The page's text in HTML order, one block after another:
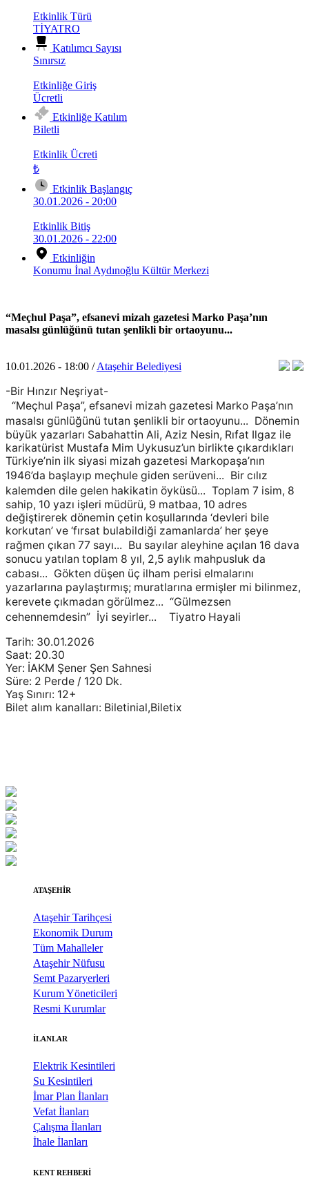
Etkinlik Türü
TİYATRO
Katılımcı Sayısı
Sınırsız
Etkinliğe Giriş
Ücretli
Etkinliğe Katılım
Biletli
Etkinlik Ücreti
₺
Etkinlik Başlangıç
30.01.2026 - 20:00
Etkinlik Bitiş
30.01.2026 - 22:00
Etkinliğin
Konumu İnal Aydınoğlu Kültür Merkezi
“Meçhul Paşa”, efsanevi mizah gazetesi Marko Paşa’nın
masalsı günlüğünü tutan şenlikli bir ortaoyunu...
10.01.2026 - 18:00 /Ataşehir Belediyesi
-Bir Hınzır Neşriyat-
“Meçhul Paşa”, efsanevi mizah gazetesi Marko Paşa’nın
masalsı günlüğünü tutan şenlikli bir ortaoyunu... Dönemin
büyük yazarları Sabahattin Ali, Aziz Nesin, Rıfat Ilgaz ile
karikatürist Mustafa Mim Uykusuz’un birlikte çıkardıkları
Türkiye’nin ilk siyasi mizah gazetesi Markopaşa’nın
1946’da başlayıp meçhule giden serüveni... Bir cılız
kalemden dile gelen hakikatin öyküsü... Toplam 7 isim, 8
sahip, 10 yazı işleri müdürü, 9 matbaa, 10 adres
değiştirerek dönemin çetin koşullarında ‘devleri bile
korkutan’ ve ‘fırsat bulabildiği zamanlarda’ her şeye
rağmen çıkan 77 sayı... Bu sayılar aleyhine açılan 16 dava
sonucu yatılan toplam 8 yıl, 2,5 aylık mahpusluk da
cabası... Gökten düşen üç ilham perisi elmalarını
yazarlarına paylaştırmış; muratlarına ermişler mi bilinmez,
kerevete çıkmadan görülmez... “Gülmezsen
cehennemdesin” İyi seyirler... Tiyatro Hayali
Tarih: 30.01.2026
Saat: 20.30
Yer: İAKM Şener Şen Sahnesi
Süre: 2 Perde / 120 Dk.
Yaş Sınırı: 12+
Bilet alım kanalları: Biletinial,Biletix
ATAŞEHİR
Ataşehir Tarihçesi
Ekonomik Durum
Tüm Mahalleler
Ataşehir Nüfusu
Semt Pazaryerleri
Kurum Yöneticileri
Resmi Kurumlar
İLANLAR
Elektrik Kesintileri
Su Kesintileri
İmar Plan İlanları
Vefat İlanları
Çalışma İlanları
İhale İlanları
KENT REHBERİ